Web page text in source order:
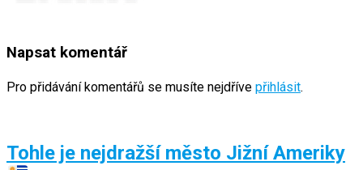
Napsat komentář
Pro přidávání komentářů se musíte nejdříve přihlásit.
Tohle je nejdražší město Jižní Ameriky